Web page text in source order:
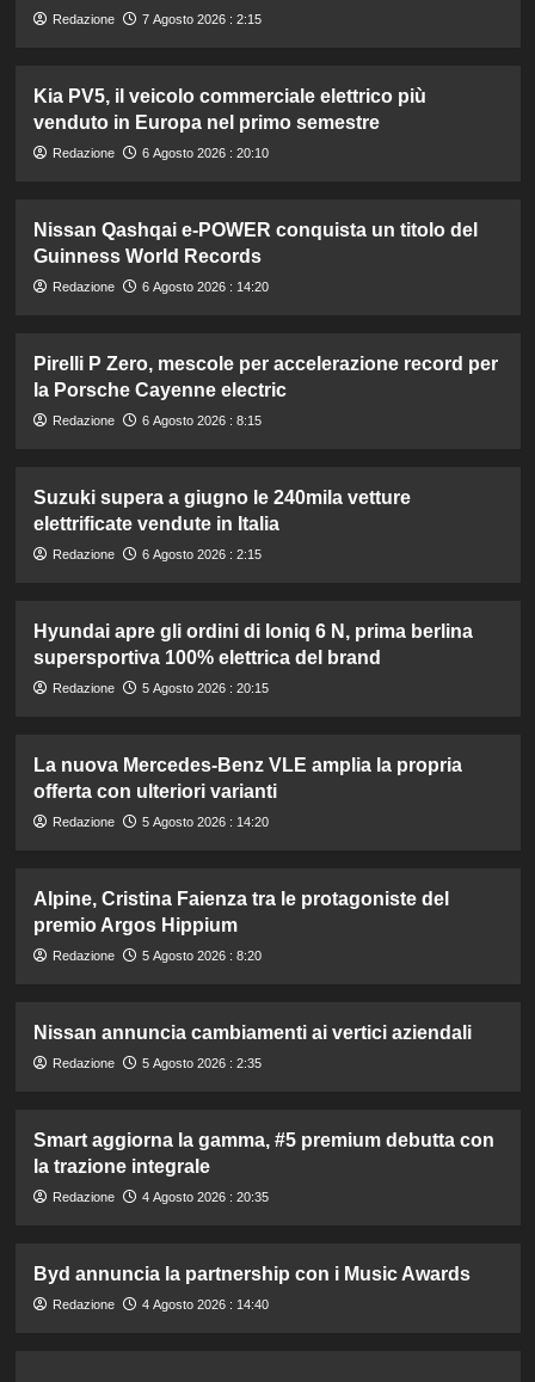
Redazione 7 Agosto 2026 : 2:15
Kia PV5, il veicolo commerciale elettrico più
venduto in Europa nel primo semestre
Redazione 6 Agosto 2026 : 20:10
Nissan Qashqai e-POWER conquista un titolo del
Guinness World Records
Redazione 6 Agosto 2026 : 14:20
Pirelli P Zero, mescole per accelerazione record per
la Porsche Cayenne electric
Redazione 6 Agosto 2026 : 8:15
Suzuki supera a giugno le 240mila vetture
elettrificate vendute in Italia
Redazione 6 Agosto 2026 : 2:15
Hyundai apre gli ordini di Ioniq 6 N, prima berlina
supersportiva 100% elettrica del brand
Redazione 5 Agosto 2026 : 20:15
La nuova Mercedes-Benz VLE amplia la propria
offerta con ulteriori varianti
Redazione 5 Agosto 2026 : 14:20
Alpine, Cristina Faienza tra le protagoniste del
premio Argos Hippium
Redazione 5 Agosto 2026 : 8:20
Nissan annuncia cambiamenti ai vertici aziendali
Redazione 5 Agosto 2026 : 2:35
Smart aggiorna la gamma, #5 premium debutta con
la trazione integrale
Redazione 4 Agosto 2026 : 20:35
Byd annuncia la partnership con i Music Awards
Redazione 4 Agosto 2026 : 14:40